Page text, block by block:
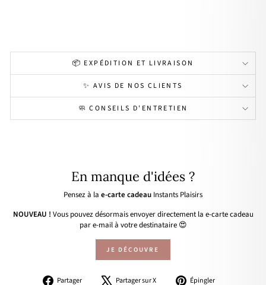
📦 EXPÉDITION ET LIVRAISON
✨ AVIS DE NOS CLIENTS
🧼 CONSEILS D'ENTRETIEN
En manque d'idées ?
Pensez à la e-carte cadeau Instants Plaisirs
NOUVEAU ! Vous pouvez désormais envoyer directement la e-carte cadeau
par e-mail à votre destinataire 😍
JE DÉCOUVRE
Partager
PartagerPartager sur X
Tweeter Épingler